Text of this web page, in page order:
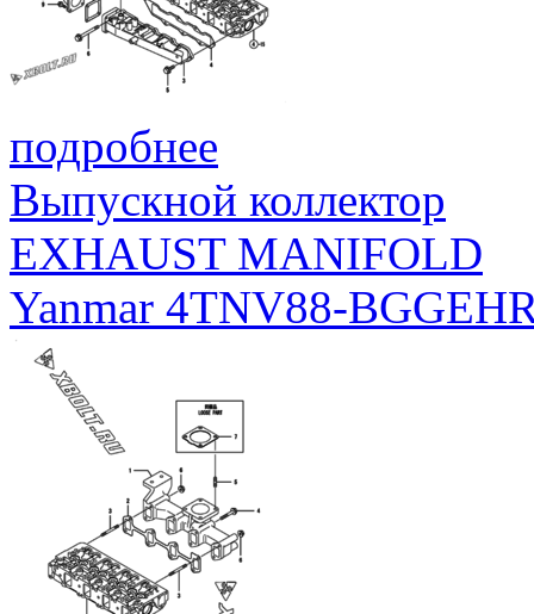
подробнее
Выпускной коллектор
EXHAUST MANIFOLD
Yanmar 4TNV88-